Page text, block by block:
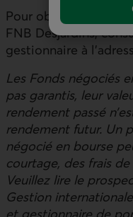
Pour obtenir de
FNB Desjardins,
gestionnaire à
Les Fonds négociés
pas garantis, leur
rendement passé
rendement futur. Un
négocié en bourse
courtage, des frais
Veuillez lire le
Gestion